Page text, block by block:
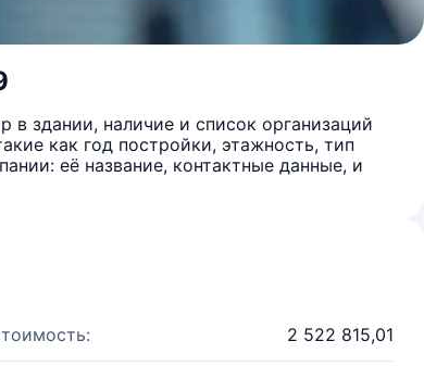
здании, наличие и список организаций
как год постройки, этажность, тип
её название, контактные данные, и
2 522 815,01